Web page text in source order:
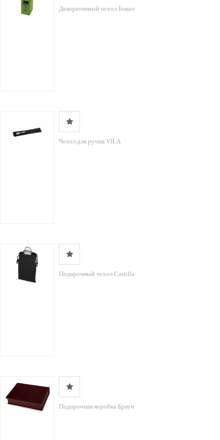
Декоративный чехол Бокал
Чехол для ручки VILA
Подарочный чехол Castilla
Подарочная коробка Браун